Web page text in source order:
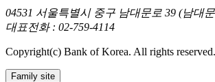
04531 서울특별시 중구 남대문로 39 (남대
대표전화 : 02-759-4114
Copyright(c) Bank of Korea. All rights reserved.
Family site